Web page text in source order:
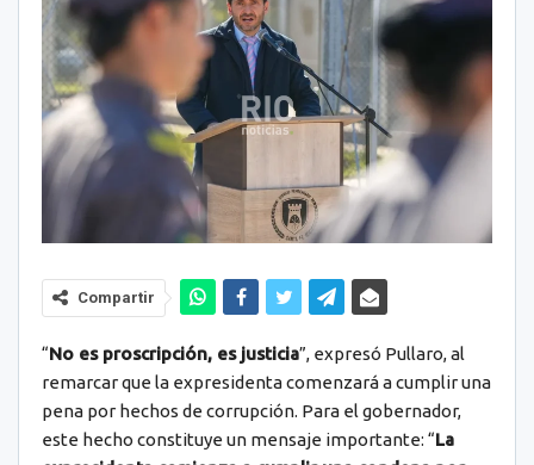
Compartir
“No es proscripción, es justicia”, expresó Pullaro, al
remarcar que la expresidenta comenzará a cumplir una
pena por hechos de corrupción. Para el gobernador,
este hecho constituye un mensaje importante: “La